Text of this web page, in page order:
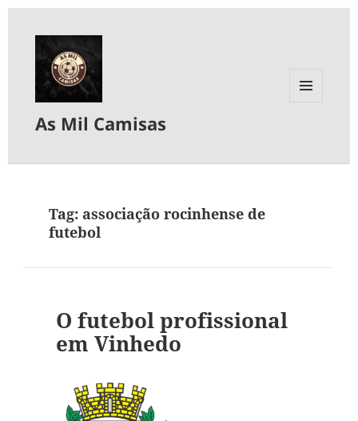
As Mil Camisas
Tag: associação rocinhense de
futebol
O futebol profissional
em Vinhedo